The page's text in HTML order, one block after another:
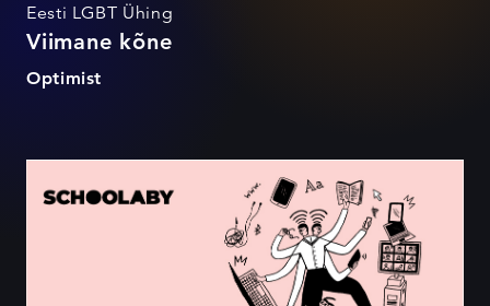
Eesti LGBT Ühing
Viimane kõne
Optimist
Kiida digiõpetajat